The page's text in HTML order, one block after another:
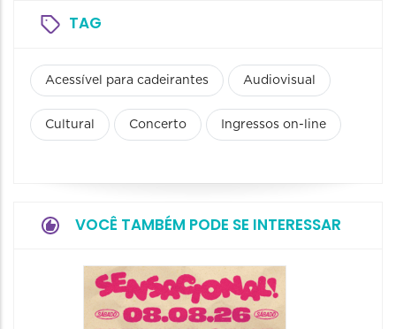
TAG
Acessível para cadeirantes Audiovisual
Cultural Concerto Ingressos on-line
VOCÊ TAMBÉM PODE SE INTERESSAR